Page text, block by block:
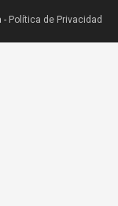
- Política de Privacidad